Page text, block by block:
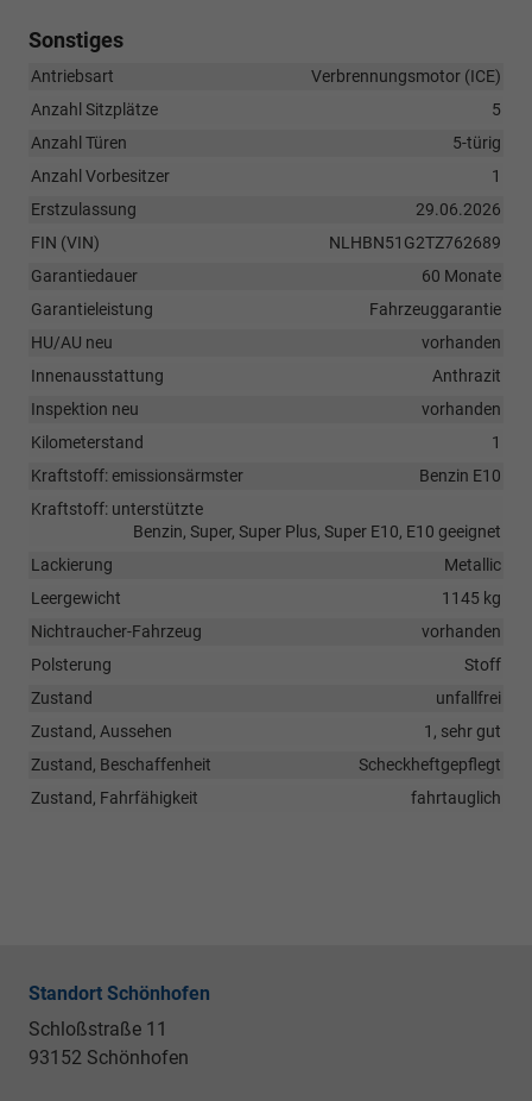
Sonstiges
Antriebsart
Verbrennungsmotor (ICE)
Anzahl Sitzplätze
5
Anzahl Türen
5-türig
Anzahl Vorbesitzer
1
Erstzulassung
29.06.2026
FIN (VIN)
NLHBN51G2TZ762689
Garantiedauer
60 Monate
Garantieleistung
Fahrzeuggarantie
HU/AU neu
vorhanden
Innenausstattung
Anthrazit
Inspektion neu
vorhanden
Kilometerstand
1
Kraftstoff: emissionsärmster
Benzin E10
Kraftstoff: unterstützte
Benzin, Super, Super Plus, Super E10, E10 geeignet
Lackierung
Metallic
Leergewicht
1145 kg
Nichtraucher-Fahrzeug
vorhanden
Polsterung
Stoff
Zustand
unfallfrei
Zustand, Aussehen
1, sehr gut
Zustand, Beschaffenheit
Scheckheftgepflegt
Zustand, Fahrfähigkeit
fahrtauglich
Standort Schönhofen
Schloßstraße 11
93152 Schönhofen